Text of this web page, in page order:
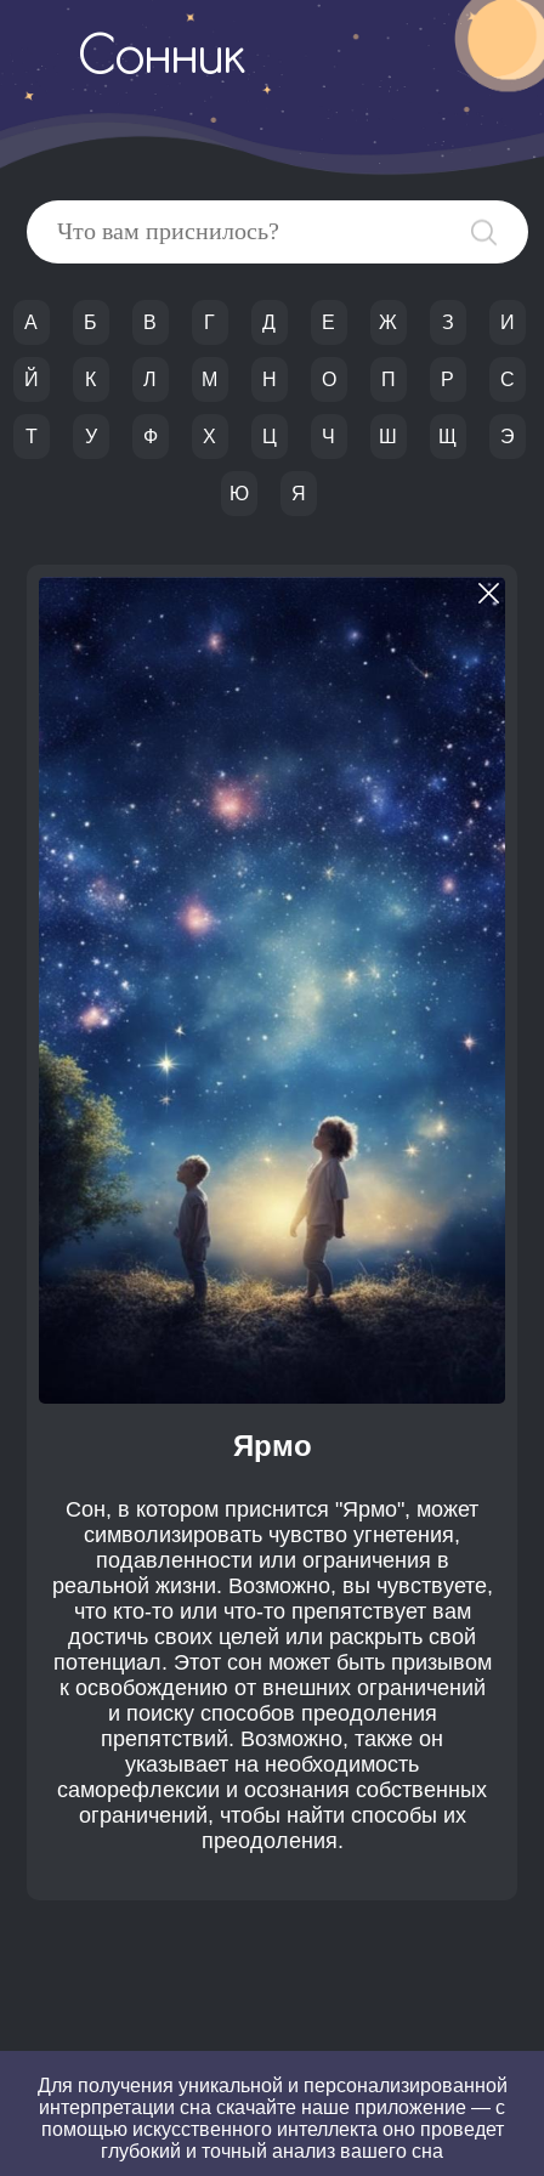
Сонник
А Б В Г Д Е Ж З И
Й К Л М Н О П Р С
Т У Ф Х Ц Ч Ш Щ Э
Ю Я
Ярмо
Сон, в котором приснится "Ярмо", может
символизировать чувство угнетения,
подавленности или ограничения в
реальной жизни. Возможно, вы чувствуете,
что кто-то или что-то препятствует вам
достичь своих целей или раскрыть свой
потенциал. Этот сон может быть призывом
к освобождению от внешних ограничений
и поиску способов преодоления
препятствий. Возможно, также он
указывает на необходимость
саморефлексии и осознания собственных
ограничений, чтобы найти способы их
преодоления.
Для получения уникальной и персонализированной
интерпретации сна скачайте наше приложение — с
помощью искусственного интеллекта оно проведет
глубокий и точный анализ вашего сна